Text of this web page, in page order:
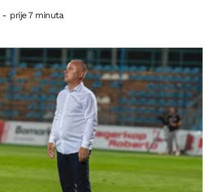
- prije 7 minuta